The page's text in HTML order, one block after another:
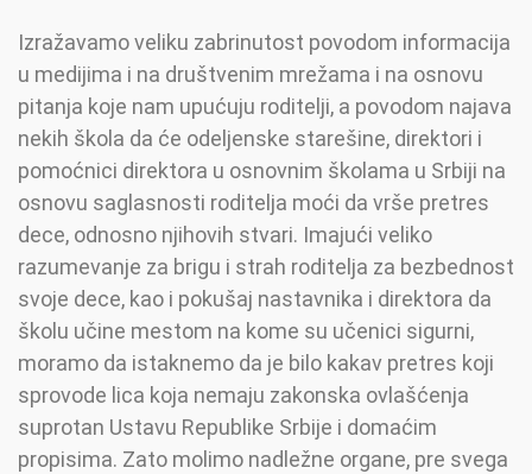
Izražavamo veliku zabrinutost povodom informacija
u medijima i na društvenim mrežama i na osnovu
pitanja koje nam upućuju roditelji, a povodom najava
nekih škola da će odeljenske starešine, direktori i
pomoćnici direktora u osnovnim školama u Srbiji na
osnovu saglasnosti roditelja moći da vrše pretres
dece, odnosno njihovih stvari. Imajući veliko
razumevanje za brigu i strah roditelja za bezbednost
svoje dece, kao i pokušaj nastavnika i direktora da
školu učine mestom na kome su učenici sigurni,
moramo da istaknemo da je bilo kakav pretres koji
sprovode lica koja nemaju zakonska ovlašćenja
suprotan Ustavu Republike Srbije i domaćim
propisima. Zato molimo nadležne organe, pre svega